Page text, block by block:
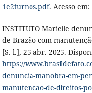
1e2turnos.pdf. Acesso
INSTITUTO Marielle
de Brazão com
[S. l.], 25 abr. 2025.
https://
denuncia-manobra-em-
manutencao-de-direitos-